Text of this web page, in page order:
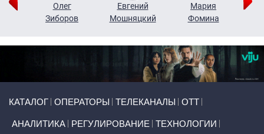
Олег
Зиборов
Евгений
Мошняцкий
Мария
Фомина
КАТАЛОГ ОПЕРАТОРЫ ТЕЛЕКАНАЛЫ ОТТ
АНАЛИТИКА РЕГУЛИРОВАНИЕ ТЕХНОЛОГИИ